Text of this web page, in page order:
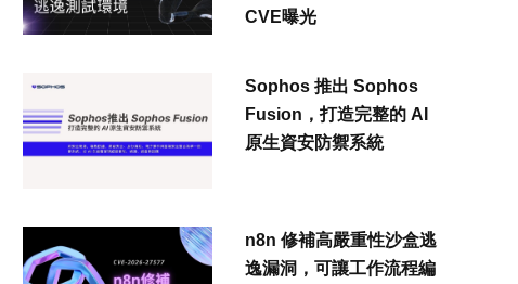
CVE曝光
Sophos 推出 Sophos
Fusion，打造完整的 AI
原生資安防禦系統
n8n 修補高嚴重性沙盒逃
逸漏洞，可讓工作流程編